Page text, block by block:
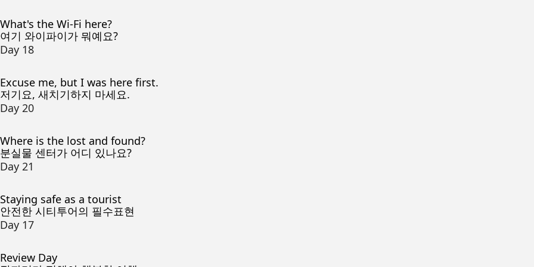
What's the Wi-Fi here?
여기 와이파이가 뭐예요?
Day 18
Excuse me, but I was here first.
저기요, 새치기하지 마세요.
Day 20
Where is the lost and found?
분실물 센터가 어디 있나요?
Day 21
Staying safe as a tourist
안전한 시티투어의 필수표현
Day 17
Review Day